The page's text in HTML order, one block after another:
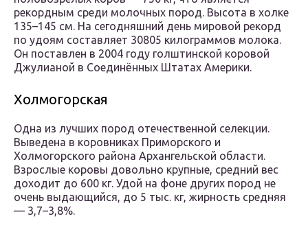
рекордным среди молочных пород. Высота в холке
135–145 см. На сегодняшний день мировой рекорд
по удоям составляет 30805 килограммов молока.
Он поставлен в 2004 году голштинской коровой
Джулианой в Соединённых Штатах Америки.
Холмогорская
Одна из лучших пород отечественной селекции.
Выведена в коровниках Приморского и
Холмогорского района Архангельской области.
Взрослые коровы довольно крупные, средний вес
доходит до 600 кг. Удой на фоне других пород не
очень выдающийся, до 5 тыс. кг, жирность средняя
— 3,7–3,8%.